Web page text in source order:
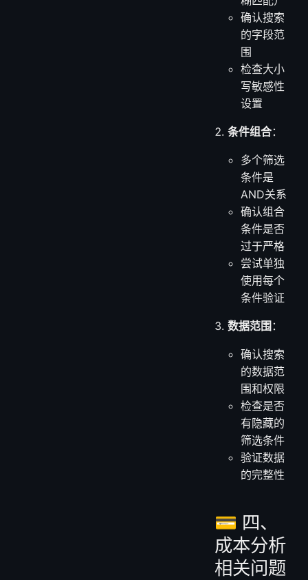
确认搜索
的字段范
围
检查大小
写敏感性
设置
条件组合：
多个筛选
条件是
AND关系
确认组合
条件是否
过于严格
尝试单独
使用每个
条件验证
数据范围 ：
确认搜索
的数据范
围和权限
检查是否
有隐藏的
筛选条件
验证数据
的完整性
💳 四、
成本分析
相关问题